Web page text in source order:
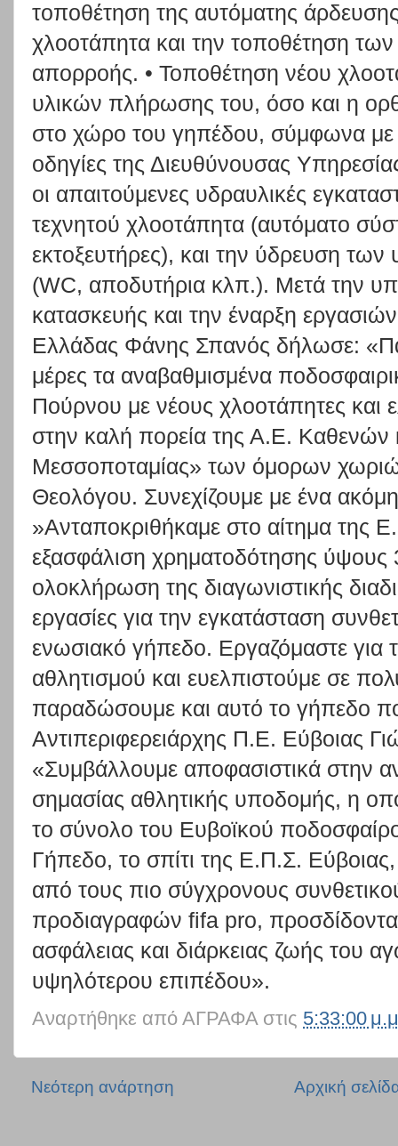
τοποθέτηση της αυτόματης
χλοοτάπητα και την τοποθέτηση των
απορροής. • Τοποθέτηση νέου
υλικών πλήρωσης του, όσο και η
στο χώρο του γηπέδου, σύμφωνα με
οδηγίες της Διευθύνουσας
οι απαιτούμενες υδραυλικές
τεχνητού χλοοτάπητα (αυτόματο
εκτοξευτήρες), και την ύδρευση
(WC, αποδυτήρια κλπ.). Μετά την
κατασκευής και την έναρξη
Ελλάδας Φάνης Σπανός δήλωσε:
μέρες τα αναβαθμισμένα
Πούρνου με νέους χλοοτάπητες και
στην καλή πορεία της Α.Ε. Καθενών
Μεσσοποταμίας» των όμορων
Θεολόγου. Συνεχίζουμε με ένα
»Ανταποκριθήκαμε στο αίτημα της
εξασφάλιση χρηματοδότησης ύψους
ολοκλήρωση της διαγωνιστικής
εργασίες για την εγκατάσταση
ενωσιακό γήπεδο. Εργαζόμαστε για
αθλητισμού και ευελπιστούμε σε
παραδώσουμε και αυτό το γήπεδο
Αντιπεριφερειάρχης Π.Ε. Εύβοιας
«Συμβάλλουμε αποφασιστικά στην
σημασίας αθλητικής υποδομής, η
το σύνολο του Ευβοϊκού
Γήπεδο, το σπίτι της Ε.Π.Σ.
από τους πιο σύγχρονους
προδιαγραφών fifa pro,
ασφάλειας και διάρκειας ζωής του
υψηλότερου επιπέδου».
Αναρτήθηκε από ΑΓΡΑΦΑ στις 5:33:00
Νεότερη ανάρτηση Αρχική